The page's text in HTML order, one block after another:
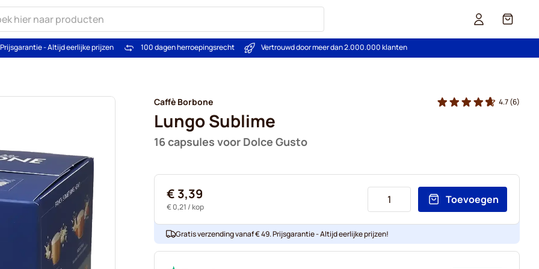
Cart
Prijsgarantie - Altijd eerlijke prijzen 100 dagen herroepingsrecht Vertrouwd door meer dan 2.000.000 klanten
Caffè Borbone
Lungo Sublime
16 capsules voor Dolce Gusto
4.7(6)
€ 3,39
€ 0,21 / kop
Toevoegen
Gratis verzending vanaf € 49. Prijsgarantie - Altijd eerlijke prijzen!